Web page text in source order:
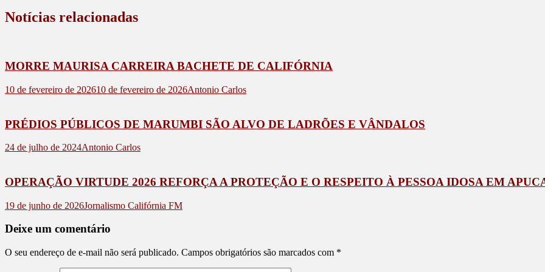
Notícias relacionadas
MORRE MAURISA CARREIRA BACHETE DE CALIFÓRNIA
10 de fevereiro de 202610 de fevereiro de 2026Antonio Carlos
PRÉDIOS PÚBLICOS DE MARUMBI SÃO ALVO DE LADRÕES E VÂNDALOS
24 de julho de 2024Antonio Carlos
OPERAÇÃO VIRTUDE 2026 REFORÇA A PROTEÇÃO E O RESPEITO À PESSOA IDOSA EM
19 de junho de 2026Jornalismo Califórnia FM
Deixe um comentário
O seu endereço de e-mail não será publicado. Campos obrigatórios são marcados com *